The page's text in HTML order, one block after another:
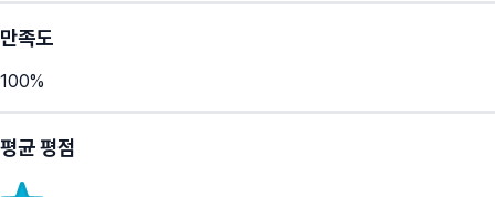
만족도
100%
평균 평점